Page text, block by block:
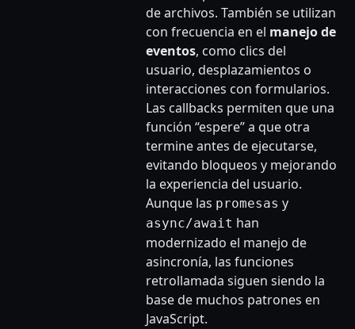
de archivos. También se utilizan
con frecuencia en el manejo de
eventos, como clics del
usuario, desplazamientos o
interacciones con formularios.
Las callbacks permiten que una
función “espere” a que otra
termine antes de ejecutarse,
evitando bloqueos y mejorando
la experiencia del usuario.
Aunque las promesas y
async/await han
modernizado el manejo de
asincronía, las funciones
retrollamada siguen siendo la
base de muchos patrones en
JavaScript.